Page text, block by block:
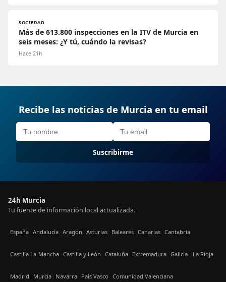
SOCIEDAD
Más de 613.800 inspecciones en la ITV de Murcia en
seis meses: ¿Y tú, cuándo la revisas?
Hace 21h
Recibe las noticias de Murcia en tu email
Suscribirme
24h Murcia
Tu fuente de información local actualizada.
España Andalucía Aragón Asturias Baleares Canarias Cantabria
Castilla La-Mancha Castilla y León Cataluña Extremadura Galicia La Rioja
Madrid Murcia Navarra País Vasco Comunidad Valenciana